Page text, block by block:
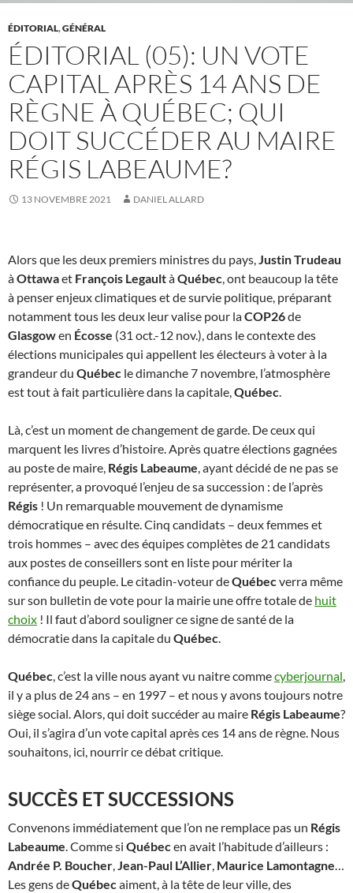
ÉDITORIAL,GÉNÉRAL
ÉDITORIAL (05): UN VOTE
CAPITAL APRÈS 14 ANS DE
RÈGNE À QUÉBEC; QUI
DOIT SUCCÉDER AU MAIRE
RÉGIS LABEAUME?
13 NOVEMBRE 2021 DANIEL ALLARD
Alors que les deux premiers ministres du pays,Justin Trudeau
àOttawaet François LegaultàQuébec, ont beaucoup la tête
à penser enjeux climatiques et de survie politique, préparant
notamment tous les deux leur valise pour laCOP26de
Glasgowen Écosse (31 oct.-12 nov.), dans le contexte des
élections municipales qui appellent les électeurs à voter à la
grandeur du Québec le dimanche 7 novembre, l’atmosphère
est tout à fait particulière dans la capitale,Québec.
Là, c’est un moment de changement de garde. De ceux qui
marquent les livres d’histoire. Après quatre élections gagnées
au poste de maire, Régis Labeaume, ayant décidé de ne pas se
représenter, a provoqué l’enjeu de sa succession : de l’après
Régis ! Un remarquable mouvement de dynamisme
démocratique en résulte. Cinq candidats – deux femmes et
trois hommes – avec des équipes complètes de 21 candidats
aux postes de conseillers sont en liste pour mériter la
confiance du peuple. Le citadin-voteur deQuébecverra même
sur son bulletin de vote pour la mairie une offre totale de huit
choix ! Il faut d’abord souligner ce signe de santé de la
démocratie dans la capitale du Québec.
Québec, c’est la ville nous ayant vu naitre commecyberjournal,
il y a plus de 24 ans – en 1997 – et nous y avons toujours notre
siège social. Alors, qui doit succéder au maire Régis Labeaume?
Oui, il s’agira d’un vote capital après ces 14 ans de règne. Nous
souhaitons, ici, nourrir ce débat critique.
SUCCÈS ET SUCCESSIONS
Convenons immédiatement que l’on ne remplace pas un Régis
Labeaume. Comme si Québecen avait l’habitude d’ailleurs :
Andrée P. Boucher,Jean-Paul L’Allier, Maurice Lamontagne…
Les gens deQuébecaiment, à la tête de leur ville, des